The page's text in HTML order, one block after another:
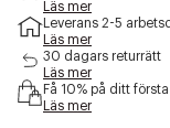
s
b
i
Läs mer
Leverans 2-5
Läs mer
30 dagars returrätt
Läs mer
Få 10% på ditt
Läs mer